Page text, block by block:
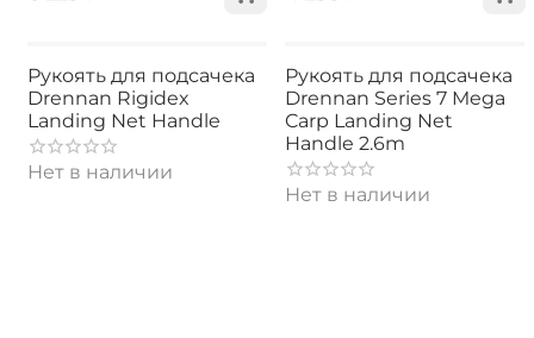
Рукоять для подсачека
Drennan Rigidex
Landing Net Handle
Нет в наличии
Рукоять для подсачека
Drennan Series 7 Mega
Carp Landing Net
Handle 2.6m
Нет в наличии